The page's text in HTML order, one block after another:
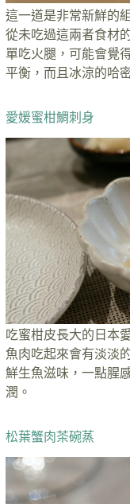
這一道是非常新鮮的
從未吃過這兩者食材
單吃火腿，可能會覺
平衡，而且冰涼的哈
愛媛蜜柑鯛刺身
吃蜜柑皮長大的日本
魚肉吃起來會有淡淡
鮮生魚滋味，一點腥
潤。
松葉蟹肉茶碗蒸